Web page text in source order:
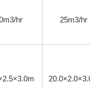
hr 25m3/hr